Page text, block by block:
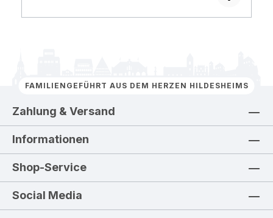
FAMILIENGEFÜHRT AUS DEM HERZEN HILDESHEIMS
Zahlung & Versand
Informationen
Shop-Service
Social Media